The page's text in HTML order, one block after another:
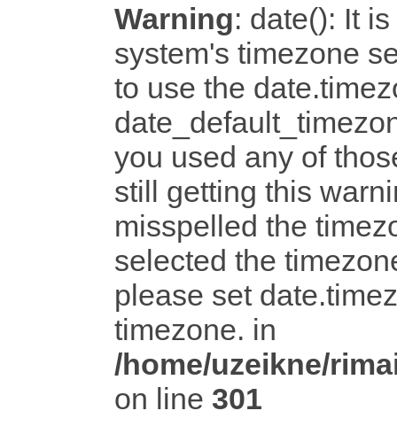
Warning: date(): It
system's timezone
to use the
you used any of
still getting this
misspelled the
selected the
please set
timezone. in
/home/uzeikne/
on line 301